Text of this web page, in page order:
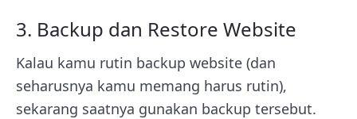
3. Backup dan Restore Website
Kalau kamu rutin backup website (dan
seharusnya kamu memang harus rutin),
sekarang saatnya gunakan backup tersebut.